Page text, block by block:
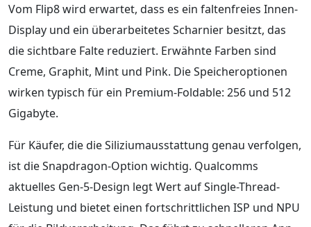
Vom Flip8 wird erwartet, dass es ein faltenfreies Innen-
Display und ein überarbeitetes Scharnier besitzt, das
die sichtbare Falte reduziert. Erwähnte Farben sind
Creme, Graphit, Mint und Pink. Die Speicheroptionen
wirken typisch für ein Premium-Foldable: 256 und 512
Gigabyte.
Für Käufer, die die Siliziumausstattung genau verfolgen,
ist die Snapdragon-Option wichtig. Qualcomms
aktuelles Gen-5-Design legt Wert auf Single-Thread-
Leistung und bietet einen fortschrittlichen ISP und NPU